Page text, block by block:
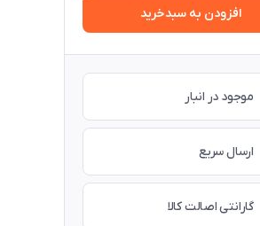
افزودن به سبدخرید
موجود در انبار
ارسال سریع
گارانتی اصالت کالا